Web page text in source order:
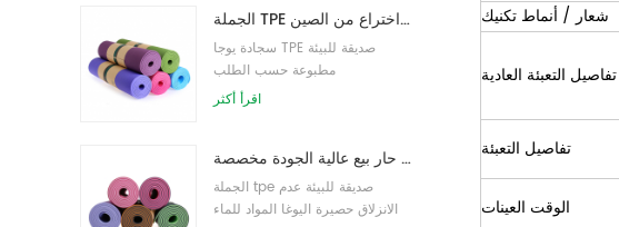
الجملة TPE غير سامة حصيرة اليوغا الصديقة للبيئة على براءة اختراع من الصين
سجادة يوجا TPE صديقة للبيئة
مطبوعة حسب الطلب
اقرأ أكثر
حار بيع عالية الجودة مخصصة tpe اليوغا حصيرة من الصين
الجملة tpe صديقة للبيئة عدم
الانزلاق حصيرة اليوغا المواد للماء
شعار / أنماط تكنيك
تفاصيل التعبئة العادية
تفاصيل التعبئة
الوقت العينات